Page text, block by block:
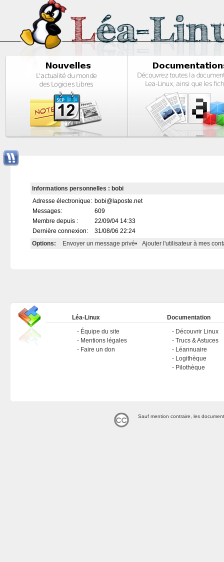
Informations personnelles : bobi
Adresse électronique: bobi@laposte.net
Messages:
609
Membre depuis :
22/09/04 14:33
Dernière connexion:
31/08/06 22:24
Options:
Envoyer un message privé• Ajouter l'utilisateur à mes
Léa-Linux
Équipe du site
Mentions légales
Faire un don
Documentation
Découvrir Linux
Trucs & Astuces
Léannuaire
Logithèque
Pilothèque
Sauf mention contraire, les